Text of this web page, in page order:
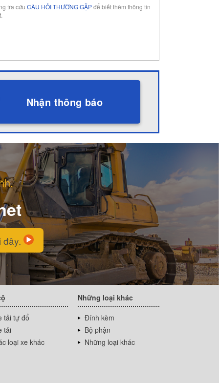
tra cứuCÂU HỎI THƯỜNG GẶPđể biết thêm thông tin
Nhận thông báo
đây.
tải tự đổ
tải
loại xe khác
Những loại khác
Đính kèm
Bộ phận
Những loại khác